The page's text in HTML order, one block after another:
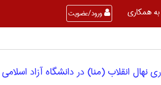
همکاری ورود/عضویت
نهال انقلاب (منا) در دانشگاه آزاد